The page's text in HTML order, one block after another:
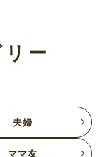
ー
夫婦
ママ友